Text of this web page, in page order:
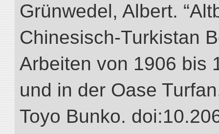
Grünwedel, Albert.
Chinesisch-Turkistan
Arbeiten von 1906 bis
und in der Oase
Toyo Bunko.